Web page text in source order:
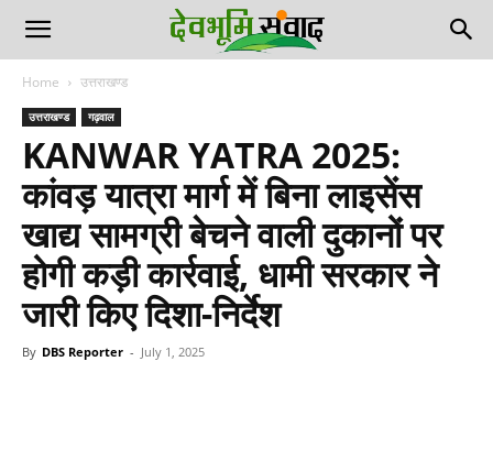
Home उत्तराखण्ड
उत्तराखण्ड गढ़वाल
KANWAR YATRA 2025:
कांवड़ यात्रा मार्ग में बिना लाइसेंस
खाद्य सामग्री बेचने वाली दुकानों पर
होगी कड़ी कार्रवाई, धामी सरकार ने
जारी किए दिशा-निर्देश
By DBS Reporter - July 1, 2025